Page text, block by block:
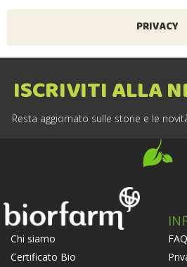
PRIVACY
ISCRIVITI ALLA
Resta aggiornato sulle storie e le
Chi siamo
Certificato Bio
FAQ